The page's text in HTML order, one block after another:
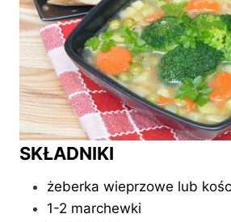
SKŁADNIKI
żeberka wieprzowe lub
1-2 marchewki